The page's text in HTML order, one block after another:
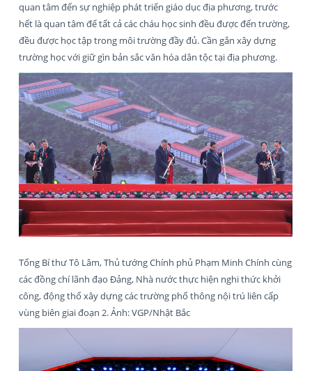
quan tâm đến sự nghiệp phát triển giáo dục địa phương, trước
hết là quan tâm để tất cả các cháu học sinh đều được đến trường,
đều được học tập trong môi trường đầy đủ. Cần gắn xây dựng
trường học với giữ gìn bản sắc văn hóa dân tộc tại địa phương.
Tổng Bí thư Tô Lâm, Thủ tướng Chính phủ Phạm Minh Chính cùng
các đồng chí lãnh đạo Đảng, Nhà nước thực hiện nghi thức khởi
công, động thổ xây dựng các trường phổ thông nội trú liên cấp
vùng biên giai đoạn 2. Ảnh: VGP/Nhật Bắc